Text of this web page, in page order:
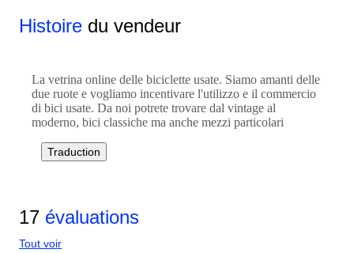
Histoire du vendeur
La vetrina online delle biciclette usate. Siamo amanti delle
due ruote e vogliamo incentivare l'utilizzo e il commercio
di bici usate. Da noi potrete trovare dal vintage al
moderno, bici classiche ma anche mezzi particolari
Traduction
17 évaluations
Tout voir